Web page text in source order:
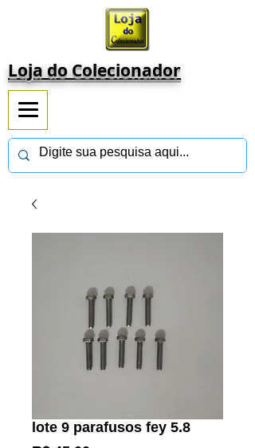
Loja do Colecionador
lote 9 parafusos fey 5.8